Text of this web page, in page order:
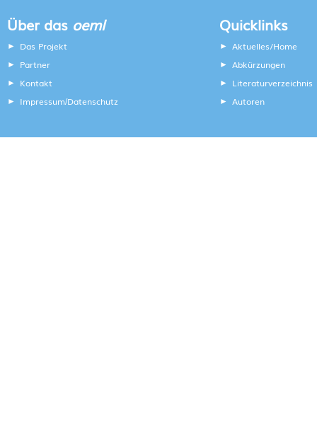
Über das oeml
Das Projekt
Partner
Kontakt
Impressum/Datenschutz
Quicklinks
Aktuelles/Home
Abkürzungen
Literaturverzeichnis
Autoren